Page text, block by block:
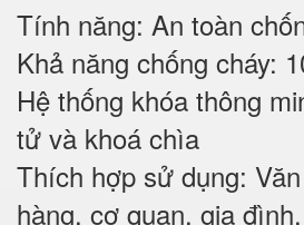
Tính năng: An toàn
Khả năng chống cháy:
Hệ thống khóa thông
tử và khoá chìa
Thích hợp sử dụng:
hàng, cơ quan, gia